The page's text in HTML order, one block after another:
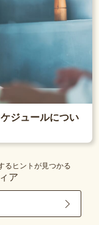
ジュールについ
るヒントが見つかる
ア